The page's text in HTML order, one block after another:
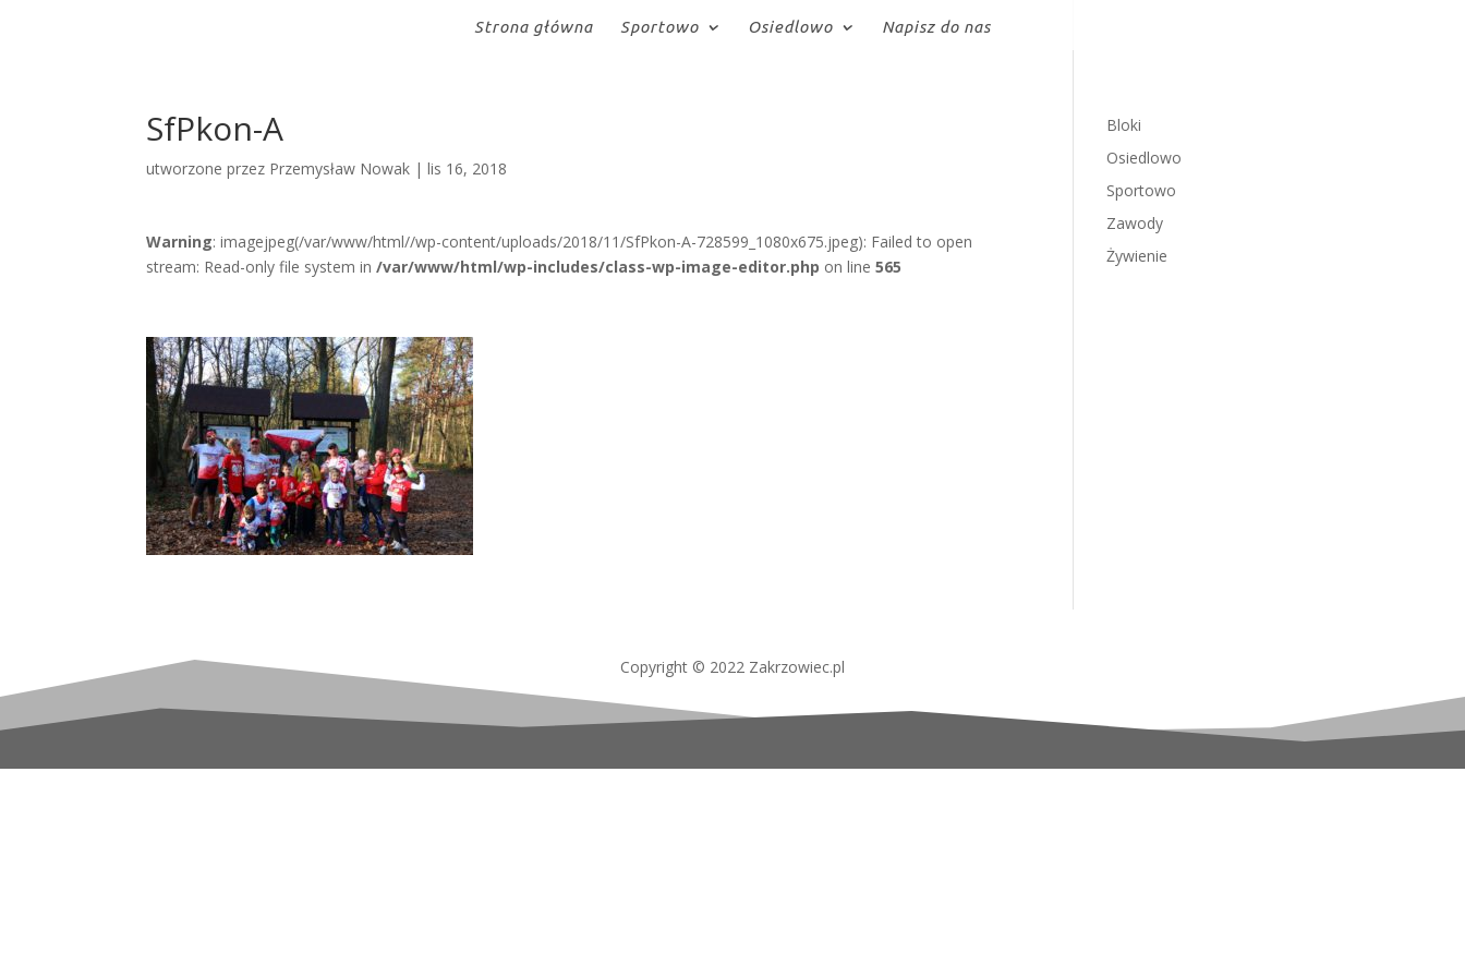
Strona główna Sportowo Osiedlowo Napisz do nas
SfPkon-A
utworzone przez Przemysław Nowak |lis 16, 2018
Warning: imagejpeg(/var/www/html//wp-content/uploads/2018/11/SfPkon-A-728599_1080x675.jpeg): Failed to open
stream: Read-only file system in/var/www/html/wp-includes/class-wp-image-editor.php on line565
Bloki
Osiedlowo
Sportowo
Zawody
Żywienie
Copyright © 2022 Zakrzowiec.pl